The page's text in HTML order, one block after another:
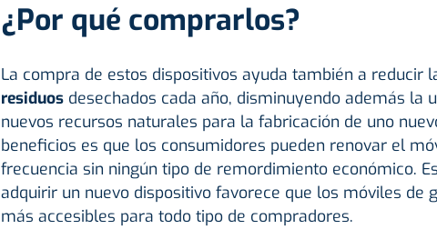
¿Por qué comprarlos?
La compra de estos dispositivos ayuda también a reducir
residuos desechados cada año, disminuyendo además la
nuevos recursos naturales para la fabricación de uno
beneficios es que los consumidores pueden renovar el
frecuencia sin ningún tipo de remordimiento económico.
adquirir un nuevo dispositivo favorece que los móviles de
más accesibles para todo tipo de compradores.